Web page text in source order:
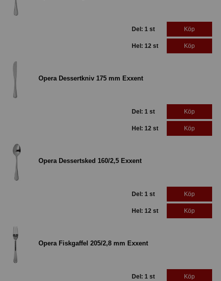
Del: 1 st Köp
Hel: 12 st Köp
Opera Dessertkniv 175 mm Exxent
Del: 1 st Köp
Hel: 12 st Köp
Opera Dessertsked 160/2,5 Exxent
Del: 1 st Köp
Hel: 12 st Köp
Opera Fiskgaffel 205/2,8 mm Exxent
Del: 1 st Köp